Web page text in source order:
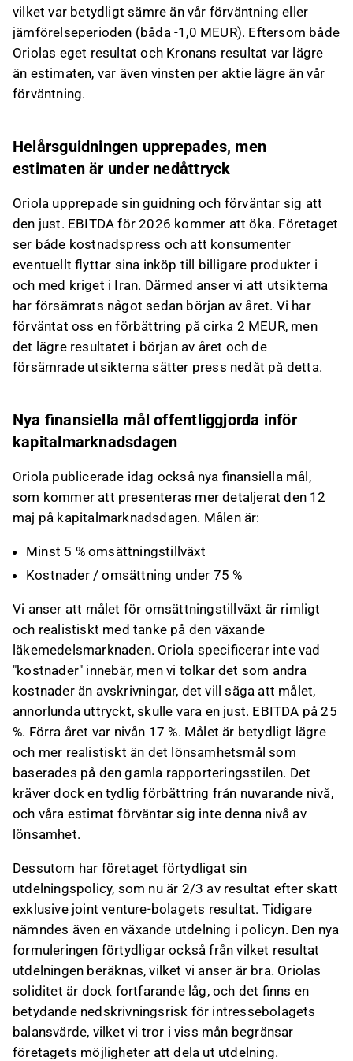
vilket var betydligt sämre än vår förväntning eller
jämförelseperioden (båda -1,0 MEUR). Eftersom både
Oriolas eget resultat och Kronans resultat var lägre
än estimaten, var även vinsten per aktie lägre än vår
förväntning.
Helårsguidningen upprepades, men
estimaten är under nedåttryck
Oriola upprepade sin guidning och förväntar sig att
den just. EBITDA för 2026 kommer att öka. Företaget
ser både kostnadspress och att konsumenter
eventuellt flyttar sina inköp till billigare produkter i
och med kriget i Iran. Därmed anser vi att utsikterna
har försämrats något sedan början av året. Vi har
förväntat oss en förbättring på cirka 2 MEUR, men
det lägre resultatet i början av året och de
försämrade utsikterna sätter press nedåt på detta.
Nya finansiella mål offentliggjorda inför
kapitalmarknadsdagen
Oriola publicerade idag också nya finansiella mål,
som kommer att presenteras mer detaljerat den 12
maj på kapitalmarknadsdagen. Målen är:
Minst 5 % omsättningstillväxt
Kostnader / omsättning under 75 %
Vi anser att målet för omsättningstillväxt är rimligt
och realistiskt med tanke på den växande
läkemedelsmarknaden. Oriola specificerar inte vad
"kostnader" innebär, men vi tolkar det som andra
kostnader än avskrivningar, det vill säga att målet,
annorlunda uttryckt, skulle vara en just. EBITDA på 25
%. Förra året var nivån 17 %. Målet är betydligt lägre
och mer realistiskt än det lönsamhetsmål som
baserades på den gamla rapporteringsstilen. Det
kräver dock en tydlig förbättring från nuvarande nivå,
och våra estimat förväntar sig inte denna nivå av
lönsamhet.
Dessutom har företaget förtydligat sin
utdelningspolicy, som nu är 2/3 av resultat efter skatt
exklusive joint venture-bolagets resultat. Tidigare
nämndes även en växande utdelning i policyn. Den nya
formuleringen förtydligar också från vilket resultat
utdelningen beräknas, vilket vi anser är bra. Oriolas
soliditet är dock fortfarande låg, och det finns en
betydande nedskrivningsrisk för intressebolagets
balansvärde, vilket vi tror i viss mån begränsar
företagets möjligheter att dela ut utdelning.